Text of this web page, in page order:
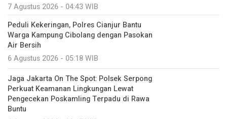
7 Agustus 2026 - 04:43 WIB
Peduli Kekeringan, Polres Cianjur Bantu
Warga Kampung Cibolang dengan Pasokan
Air Bersih
6 Agustus 2026 - 05:18 WIB
Jaga Jakarta On The Spot: Polsek Serpong
Perkuat Keamanan Lingkungan Lewat
Pengecekan Poskamling Terpadu di Rawa
Buntu